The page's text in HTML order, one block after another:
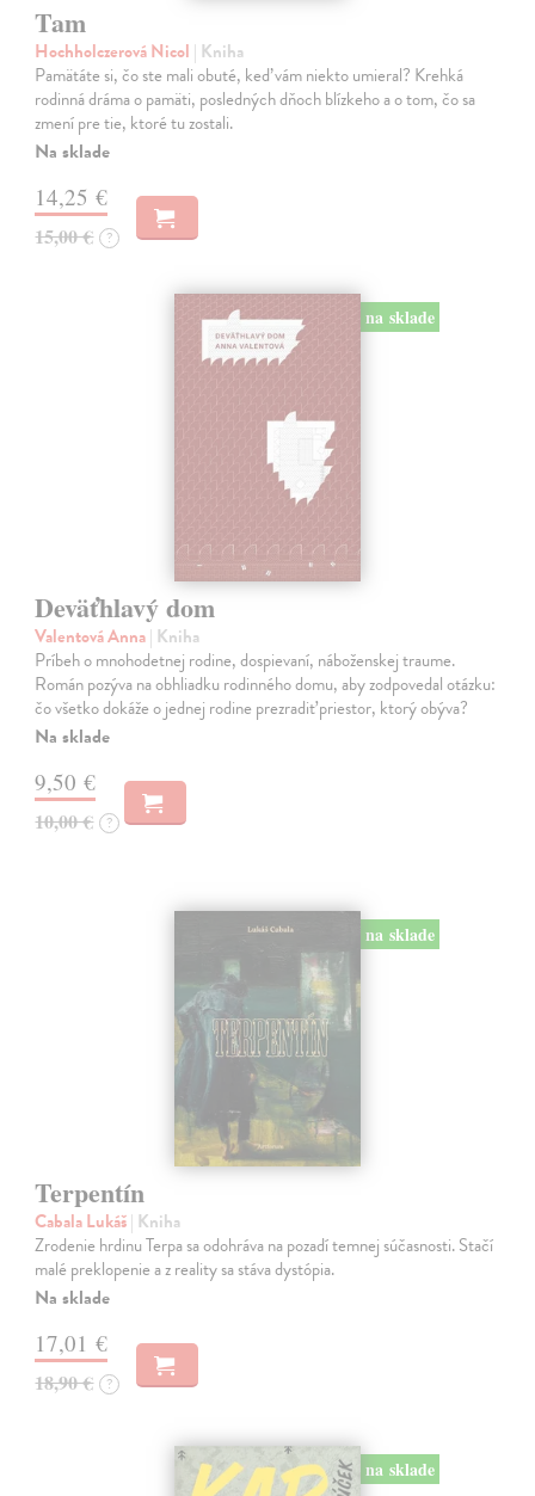
Tam
Hochholczerová Nicol | Kniha
Pamätáte si, čo ste mali obuté, keď vám niekto umieral? Krehká
rodinná dráma o pamäti, posledných dňoch blízkeho a o tom, čo sa
zmení pre tie, ktoré tu zostali.
Na sklade
14,25 €
15,00 € ?
na sklade
Deväťhlavý dom
Valentová Anna| Kniha
Príbeh o mnohodetnej rodine, dospievaní, náboženskej traume.
Román pozýva na obhliadku rodinného domu, aby zodpovedal otázku:
čo všetko dokáže o jednej rodine prezradiť priestor, ktorý obýva?
Na sklade
9,50 €
10,00 € ?
na sklade
Terpentín
Cabala Lukáš| Kniha
Zrodenie hrdinu Terpa sa odohráva na pozadí temnej súčasnosti. Stačí
malé preklopenie a z reality sa stáva dystópia.
Na sklade
17,01 €
18,90 € ?
na sklade